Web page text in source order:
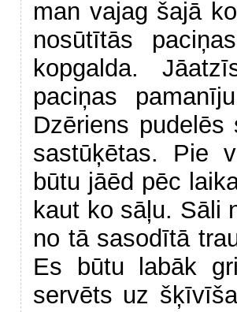
man vajag šajā
nosūtītās
kopgalda.
paciņas
Dzēriens
sastūķētas. Pie
būtu jāēd pēc
kaut ko sāļu. Sāli
no tā sasodītā
Es būtu labāk
servēts uz